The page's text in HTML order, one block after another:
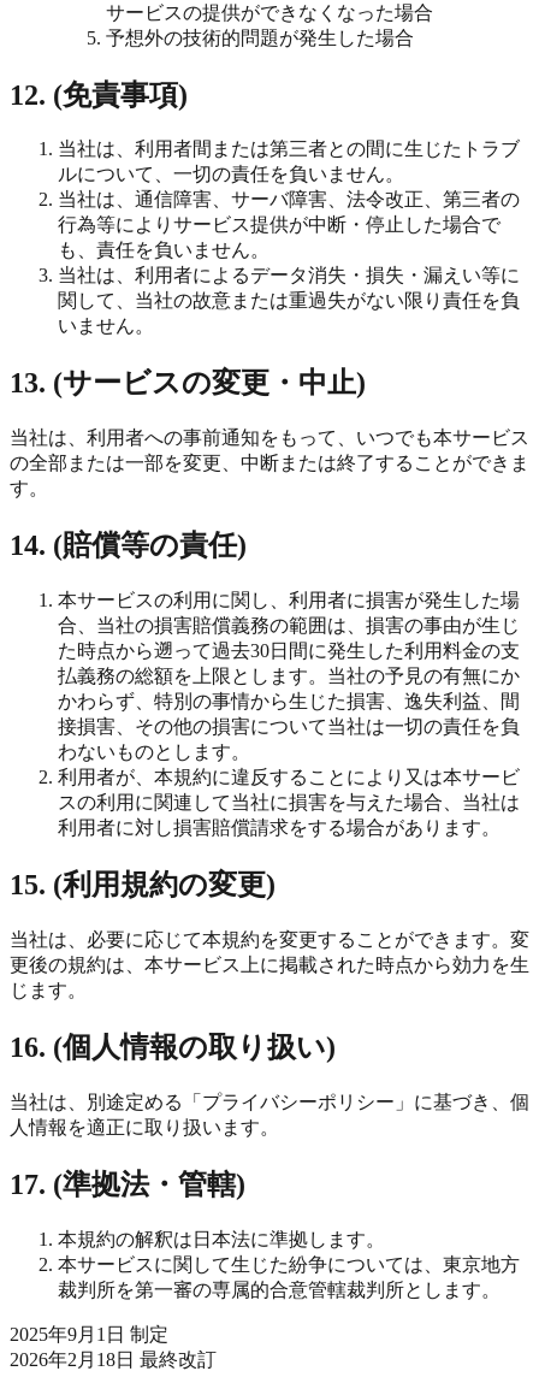
サービスの提供ができなくなった場合
予想外の技術的問題が発生した場合
12. (免責事項)
当社は、利用者間または第三者との間に生じたトラブ
ルについて、一切の責任を負いません。
当社は、通信障害、サーバ障害、法令改正、第三者の
行為等によりサービス提供が中断・停止した場合で
も、責任を負いません。
当社は、利用者によるデータ消失・損失・漏えい等に
関して、当社の故意または重過失がない限り責任を負
いません。
13. (サービスの変更・中止)
当社は、利用者への事前通知をもって、いつでも本サービス
の全部または一部を変更、中断または終了することができま
す。
14. (賠償等の責任)
本サービスの利用に関し、利用者に損害が発生した場
合、当社の損害賠償義務の範囲は、損害の事由が生じ
た時点から遡って過去30日間に発生した利用料金の支
払義務の総額を上限とします。当社の予見の有無にか
かわらず、特別の事情から生じた損害、逸失利益、間
接損害、その他の損害について当社は一切の責任を負
わないものとします。
利用者が、本規約に違反することにより又は本サービ
スの利用に関連して当社に損害を与えた場合、当社は
利用者に対し損害賠償請求をする場合があります。
15. (利用規約の変更)
当社は、必要に応じて本規約を変更することができます。変
更後の規約は、本サービス上に掲載された時点から効力を生
じます。
16. (個人情報の取り扱い)
当社は、別途定める「プライバシーポリシー」に基づき、個
人情報を適正に取り扱います。
17. (準拠法・管轄)
本規約の解釈は日本法に準拠します。
本サービスに関して生じた紛争については、東京地方
裁判所を第一審の専属的合意管轄裁判所とします。
2025年9月1日 制定
2026年2月18日 最終改訂